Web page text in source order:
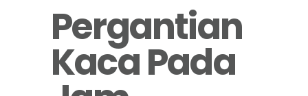
Pergantian
Kaca Pada